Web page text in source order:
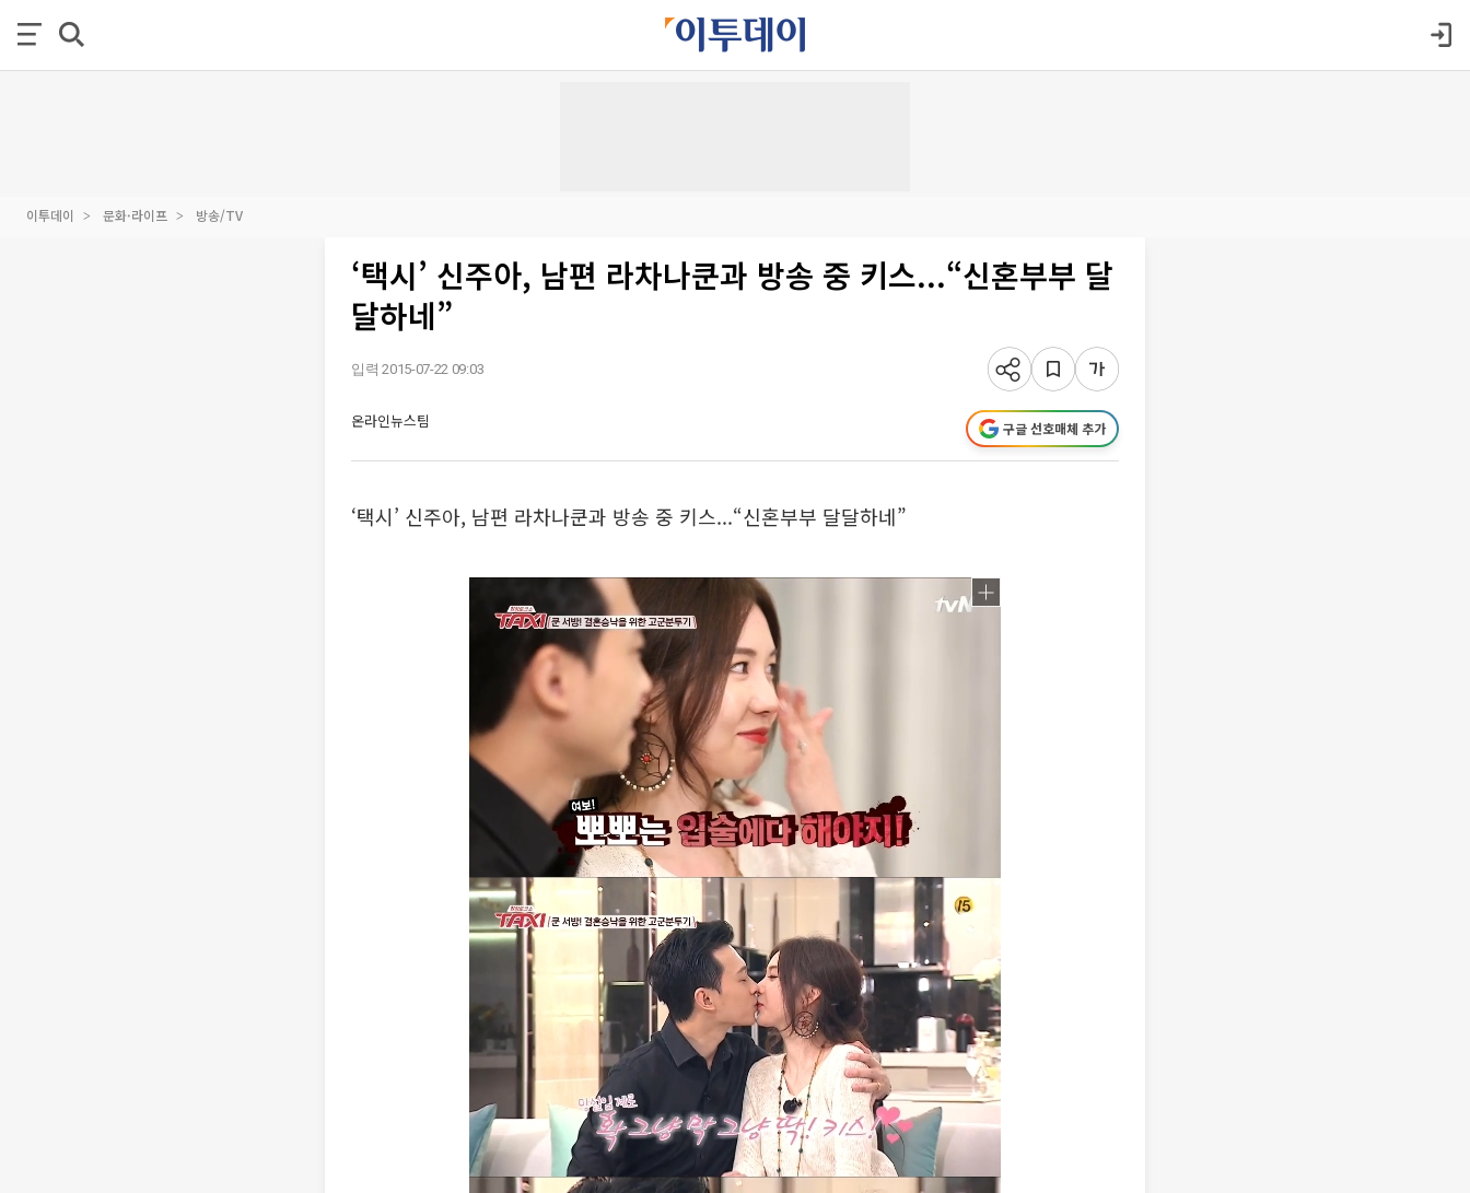
이투데이 문화·라이프 방송/TV
‘택시’ 신주아, 남편 라차나쿤과 방송 중 키스...“신혼부부 달
달하네”
입력 2015-07-22 09:03
온라인뉴스팀 구글 선호매체 추가
‘택시’ 신주아, 남편 라차나쿤과 방송 중 키스...“신혼부부 달달하네”